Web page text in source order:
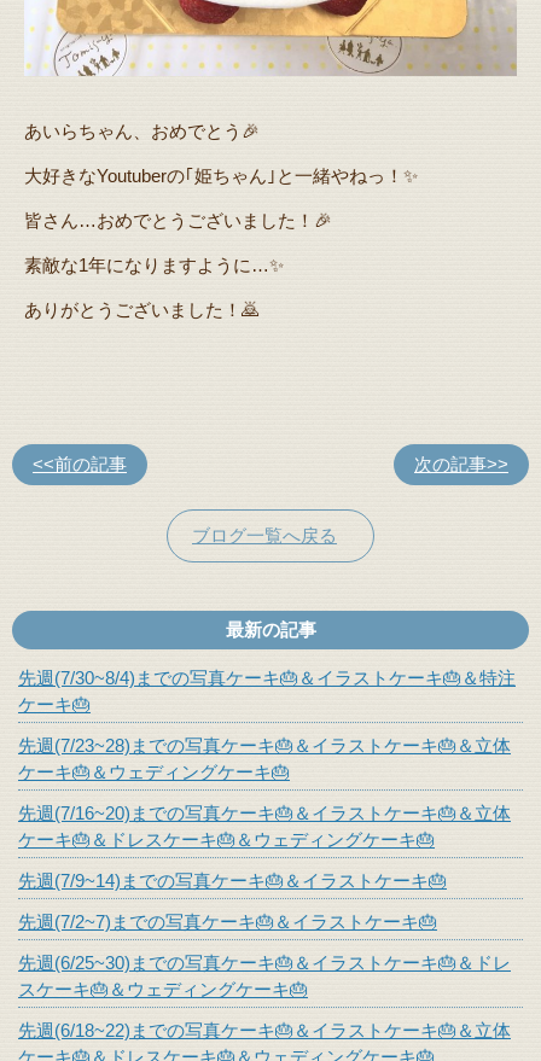
あいらちゃん、おめでとう🎉
大好きなYoutuberの｢姫ちゃん｣と一緒やねっ！✨
皆さん…おめでとうございました！🎉
素敵な1年になりますように…✨
ありがとうございました！🙇
次の記事>>
<<前の記事
ブログ一覧へ戻る
最新の記事
先週(7/30~8/4)までの写真ケーキ🎂＆イラストケーキ🎂＆特注
ケーキ🎂
先週(7/23~28)までの写真ケーキ🎂＆イラストケーキ🎂＆立体
ケーキ🎂＆ウェディングケーキ🎂
先週(7/16~20)までの写真ケーキ🎂＆イラストケーキ🎂＆立体
ケーキ🎂＆ドレスケーキ🎂＆ウェディングケーキ🎂
先週(7/9~14)までの写真ケーキ🎂＆イラストケーキ🎂
先週(7/2~7)までの写真ケーキ🎂＆イラストケーキ🎂
先週(6/25~30)までの写真ケーキ🎂＆イラストケーキ🎂＆ドレ
スケーキ🎂＆ウェディングケーキ🎂
先週(6/18~22)までの写真ケーキ🎂＆イラストケーキ🎂＆立体
ケーキ🎂＆ドレスケーキ🎂＆ウェディングケーキ🎂